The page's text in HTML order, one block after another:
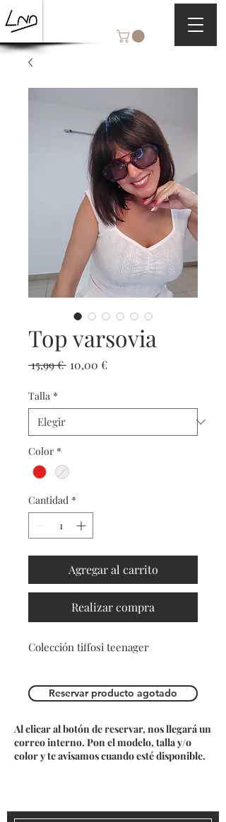
Top varsovia
15,99 € Precio
10,00 €Precio
Talla *
Color *
Cantidad *
Agregar al carrito
Realizar compra
Colección tiffosi teenager
Reservar producto agotado
Al clicar al botón de reservar, nos llegará un
correo interno. Pon el modelo, talla y/o
color y te avisamos cuando esté disponible.